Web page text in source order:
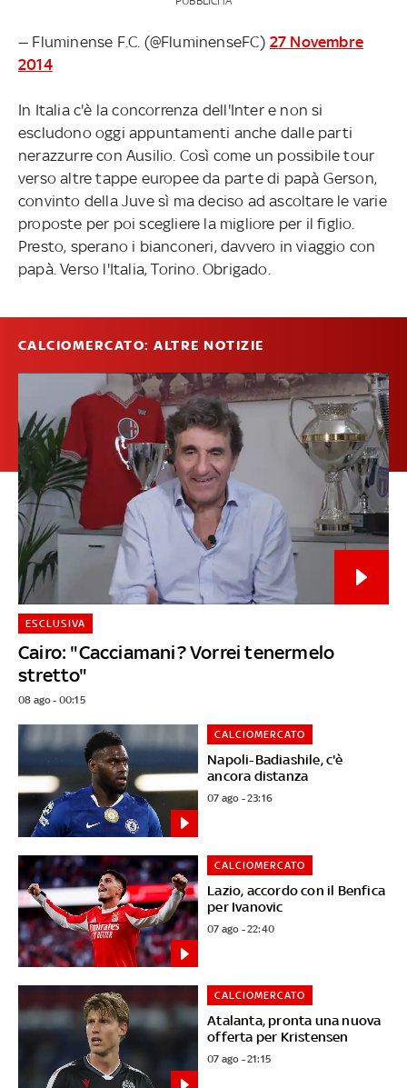
— Fluminense F.C. (@FluminenseFC) 27 Novembre
2014
In Italia c'è la concorrenza dell'Inter e non si
escludono oggi appuntamenti anche dalle parti
nerazzurre con Ausilio. Così come un possibile tour
verso altre tappe europee da parte di papà Gerson,
convinto della Juve sì ma deciso ad ascoltare le varie
proposte per poi scegliere la migliore per il figlio.
Presto, sperano i bianconeri, davvero in viaggio con
papà. Verso l'Italia, Torino. Obrigado.
CALCIOMERCATO: ALTRE NOTIZIE
Cairo: "Cacciamani? Vorrei tenermelo
stretto"
ESCLUSIVA
08 ago - 00:15
Napoli-Badiashile, c'è
ancora distanza
CALCIOMERCATO
07 ago - 23:16
Lazio, accordo con il Benfica
per Ivanovic
CALCIOMERCATO
07 ago - 22:40
Atalanta, pronta una nuova
offerta per Kristensen
CALCIOMERCATO
07 ago - 21:15